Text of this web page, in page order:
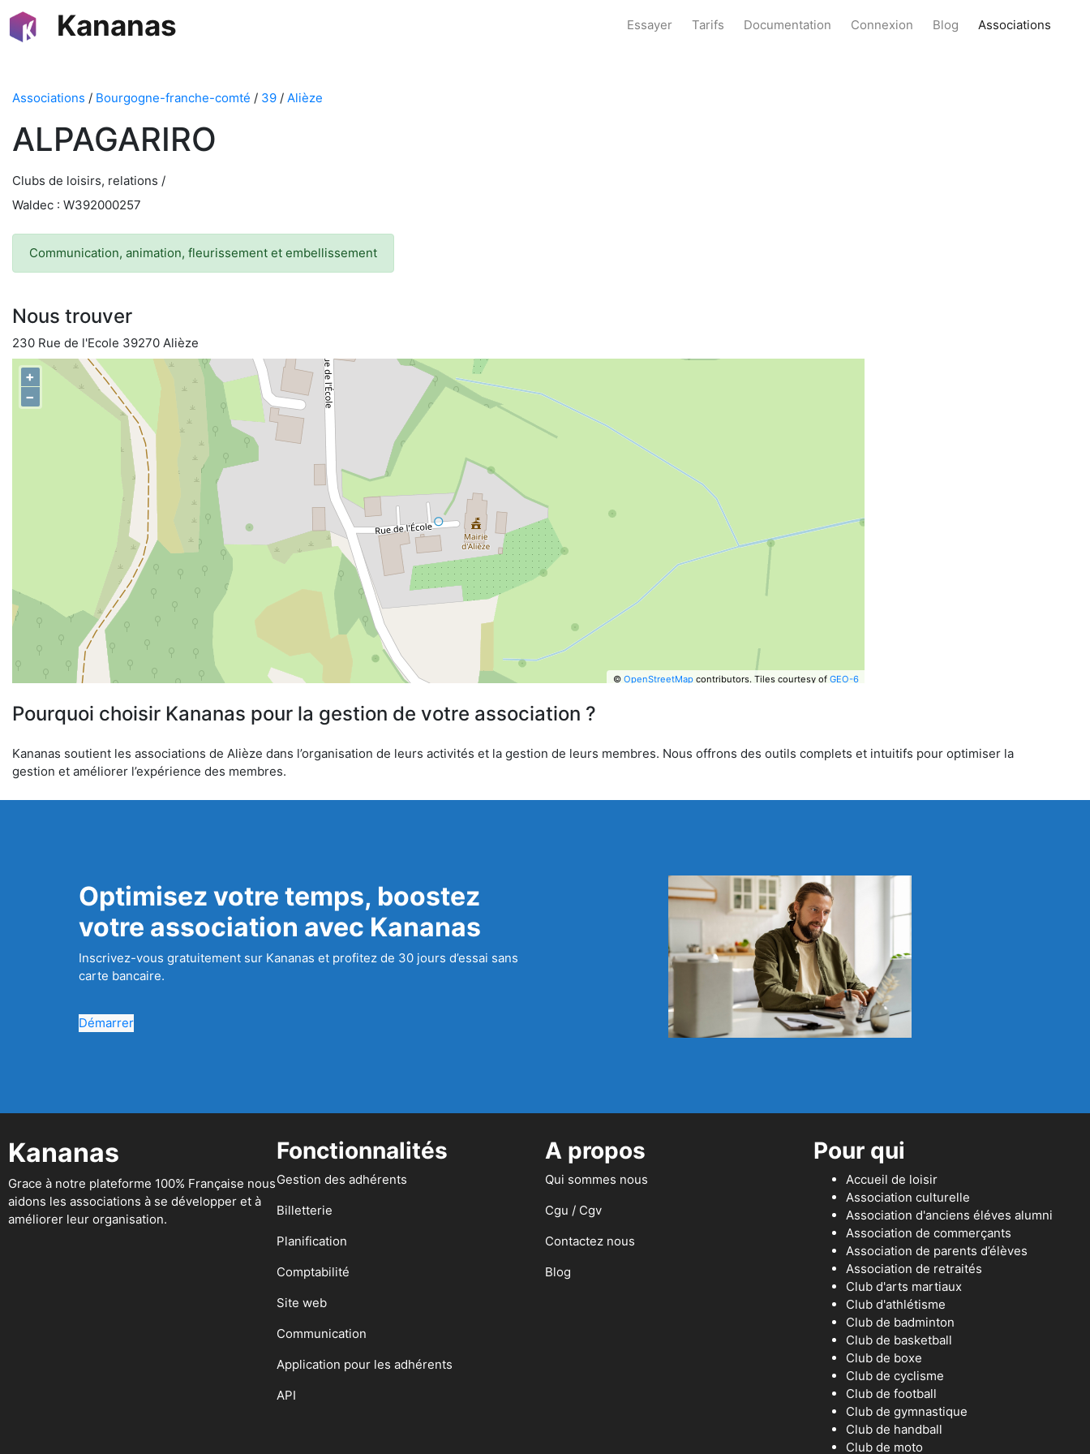
Kananas Essayer Tarifs Documentation Connexion Blog Associations
Associations / Bourgogne-franche-comté / 39 / Alièze
ALPAGARIRO
Clubs de loisirs, relations /
Waldec : W392000257
Communication, animation, fleurissement et embellissement
Nous trouver
230 Rue de l'Ecole 39270 Alièze
+
−
© OpenStreetMapcontributors. Tiles courtesy of GEO-6
Pourquoi choisir Kananas pour la gestion de votre association ?
Kananas soutient les associations de Alièze dans l’organisation de leurs activités et la gestion de leurs membres. Nous offrons des outils complets et intuitifs pour optimiser la
gestion et améliorer l’expérience des membres.
Optimisez votre temps, boostez
votre association avec Kananas
Inscrivez-vous gratuitement sur Kananas et profitez de 30 jours d’essai sans
carte bancaire.
Démarrer
Kananas
Grace à notre plateforme 100% Française nous
aidons les associations à se développer et à
améliorer leur organisation.
Fonctionnalités
Gestion des adhérents
Billetterie
Planification
Comptabilité
Site web
Communication
Application pour les adhérents
API
A propos
Qui sommes nous
Cgu / Cgv
Contactez nous
Blog
Pour qui
Accueil de loisir
Association culturelle
Association d'anciens éléves alumni
Association de commerçants
Association de parents d’élèves
Association de retraités
Club d'arts martiaux
Club d'athlétisme
Club de badminton
Club de basketball
Club de boxe
Club de cyclisme
Club de football
Club de gymnastique
Club de handball
Club de moto